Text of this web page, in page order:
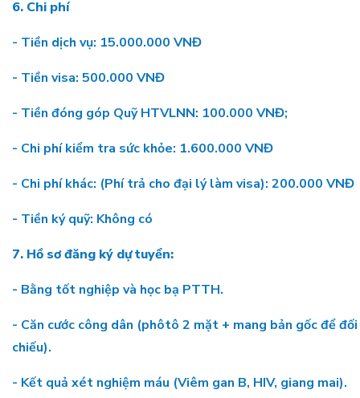
6. Chi phí
- Tiền dịch vụ: 15.000.000 VNĐ
- Tiền visa: 500.000 VNĐ
- Tiền đóng góp Quỹ HTVLNN: 100.000 VNĐ;
- Chi phí kiểm tra sức khỏe: 1.600.000 VNĐ
- Chi phí khác: (Phí trả cho đại lý làm visa): 200.000 VNĐ
- Tiền ký quỹ: Không có
7. Hồ sơ đăng ký dự tuyển:
- Bằng tốt nghiệp và học bạ PTTH.
- Căn cước công dân (phôtô 2 mặt + mang bản gốc để đối
chiếu).
- Kết quả xét nghiệm máu (Viêm gan B, HIV, giang mai).